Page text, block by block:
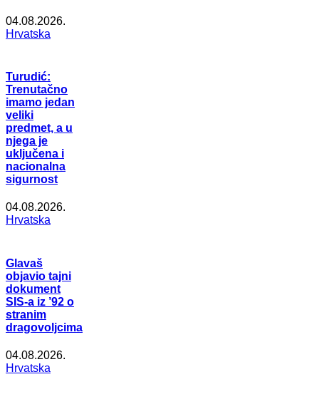
04.08.2026.
Hrvatska
Turudić:
Trenutačno
imamo jedan
veliki
predmet, a u
njega je
uključena i
nacionalna
sigurnost
04.08.2026.
Hrvatska
Glavaš
objavio tajni
dokument
SIS-a iz ’92 o
stranim
dragovoljcima
04.08.2026.
Hrvatska